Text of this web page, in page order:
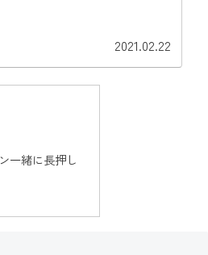
2021.02.22
一緒に長押し